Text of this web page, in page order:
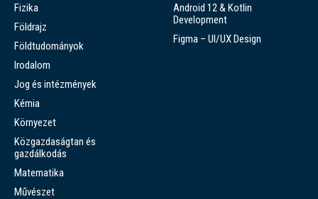
Fizika
Földrajz
Földtudományok
Irodalom
Jog és intézmények
Kémia
Környezet
Közgazdaságtan és
gazdálkodás
Matematika
Művészet
Android 12 & Kotlin
Development
Figma – UI/UX Design